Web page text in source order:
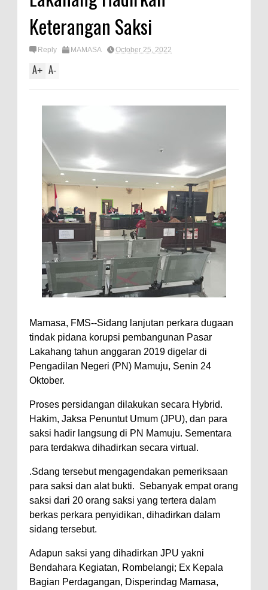
Keterangan Saksi
Reply MAMASA October 25, 2022
A+ A-
Mamasa, FMS--Sidang lanjutan perkara dugaan
tindak pidana korupsi pembangunan Pasar
Lakahang tahun anggaran 2019 digelar di
Pengadilan Negeri (PN) Mamuju, Senin 24
Oktober.
Proses persidangan dilakukan secara Hybrid.
Hakim, Jaksa Penuntut Umum (JPU), dan para
saksi hadir langsung di PN Mamuju. Sementara
para terdakwa dihadirkan secara virtual.
.Sdang tersebut mengagendakan pemeriksaan
para saksi dan alat bukti. Sebanyak empat orang
saksi dari 20 orang saksi yang tertera dalam
berkas perkara penyidikan, dihadirkan dalam
sidang tersebut.
Adapun saksi yang dihadirkan JPU yakni
Bendahara Kegiatan, Rombelangi; Ex Kepala
Bagian Perdagangan, Disperindag Mamasa,